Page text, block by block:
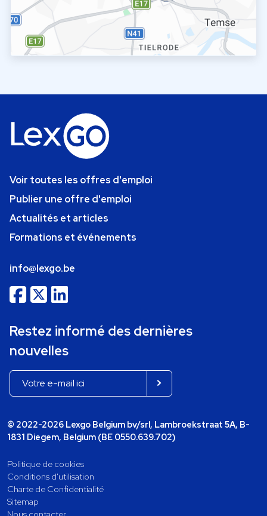
Voir toutes les offres d'emploi
Publier une offre d'emploi
Actualités et articles
Formations et événements
info@lexgo.be
Restez informé des dernières
nouvelles
© 2022-2026 Lexgo Belgium bv/srl, Lambroekstraat 5A, B-
1831 Diegem, Belgium (BE 0550.639.702)
Politique de cookies
Conditions d'utilisation
Charte de Confidentialité
Sitemap